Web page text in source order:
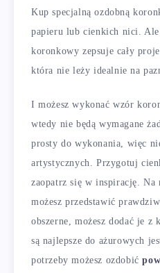
Kup specjalną ozdobną
papieru lub cienkich nici. Ale
koronkowy zepsuje cały
która nie leży idealnie na
I możesz wykonać wzór
wtedy nie będą wymagane
prosty do wykonania, więc
artystycznych. Przygotuj
zaopatrz się w inspirację. Na
możesz przedstawić
obszerne, możesz dodać je z
są najlepsze do ażurowych
potrzeby możesz ozdobić